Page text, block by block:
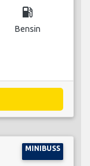
local_gas_station
Bensin
MINIBUSS